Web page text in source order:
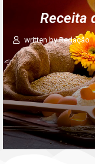
Receita
written byRedação